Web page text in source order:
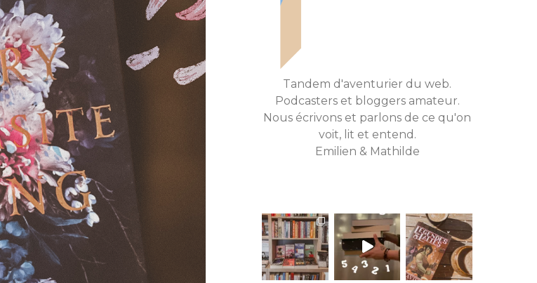
Tandem d'aventurier du web.
Podcasters et bloggers amateur.
Nous écrivons et parlons de ce qu'on
voit, lit et entend.
Emilien & Mathilde